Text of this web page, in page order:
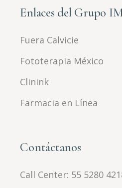
Enlaces del Grupo
Fuera Calvicie
Fototerapia México
Clinink
Farmacia en Línea
Contáctanos
Call Center: 55 5280